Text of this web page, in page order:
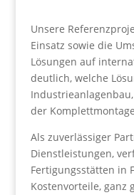
Unsere
Einsatz sowie die
Lösungen auf
deutlich, welche
der
Als zuverlässiger
Dienstleistungen,
Fertigungsstätten in
Kostenvorteile, ganz